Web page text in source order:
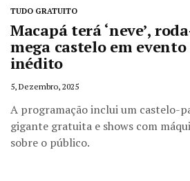
TUDO GRATUITO
Macapá terá ‘neve’,
mega castelo em
inédito
5, Dezembro, 2025
A programação inclui um castelo-
gigante gratuita e shows com
sobre o público.